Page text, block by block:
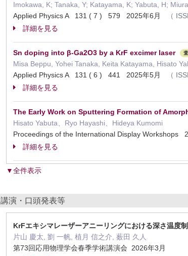
Imokawa, K; Tanaka, Y; Katayama, K; Yabuta, H;
Applied Physics A 131 ( 7 ) 579 2025年6月
（
詳細を見る
Sn doping into β-Ga2O3 by a KrF excimer laser
Misa Beppu, Yohei Tanaka, Keita Katayama, Hisato
Applied Physics A 131 ( 6 ) 441 2025年5月
（
詳細を見る
The Early Work on Sputtering Formation of
Hisato Yabuta、Ryo Hayashi、Hideya Kumomi
Proceedings of the International Display
詳細を見る
▼全件表示
講演・口頭発表等
KrFエキシマレーザーアニーリングにおける深さ温度
片山 慶太, 劉 一帆, 植月 信之介, 薮田 久人
第73回応用物理学会春季学術講演会 2026年3月